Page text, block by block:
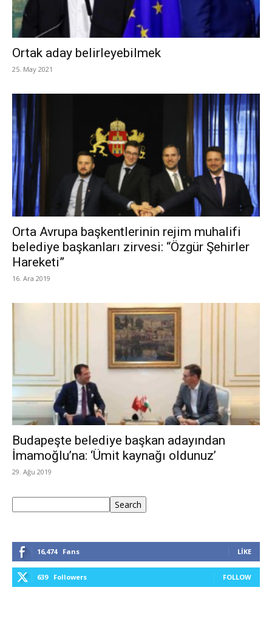
Ortak aday belirleyebilmek
25. May 2021
Orta Avrupa başkentlerinin rejim muhalifi
belediye başkanları zirvesi: “Özgür Şehirler
Hareketi”
16. Ara 2019
Budapeşte belediye başkan adayından
İmamoğlu’na: ‘Ümit kaynağı oldunuz’
29. Ağu 2019
Search
16,474 Fans LIKE
639 Followers FOLLOW